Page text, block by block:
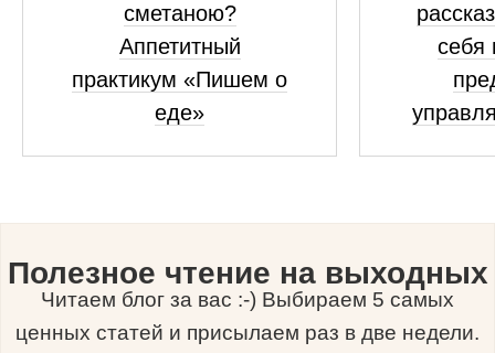
сметаною?
Аппетитный
практикум «Пишем о
еде»
себя
Полезное чтение на выходных
Читаем блог за вас :-) Выбираем 5 самых
ценных статей и присылаем раз в две недели.